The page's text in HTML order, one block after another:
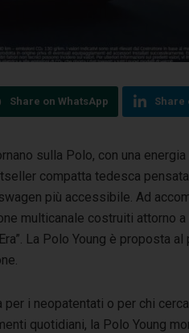
Share on WhatsApp Share
sulla Polo, con una energia
compatta tedesca
più accessibile. Ad
multicanale costruiti attorno a
La Polo Young è proposta
per i neopatentati o per chi cerca
quotidiani, la Polo Young